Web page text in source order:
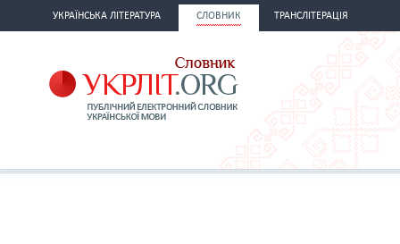
УКРАЇНСЬКА ЛІТЕРАТУРА СЛОВНИК ТРАНСЛІТЕРАЦІЯ